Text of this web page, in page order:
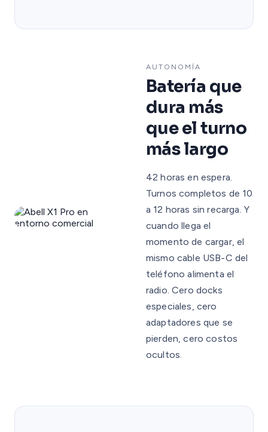
AUTONOMÍA
Batería que
dura más
que el turno
más largo
42 horas en espera.
Turnos completos de 10
a 12 horas sin recarga. Y
cuando llega el
momento de cargar, el
mismo cable USB-C del
teléfono alimenta el
radio. Cero docks
especiales, cero
adaptadores que se
pierden, cero costos
ocultos.